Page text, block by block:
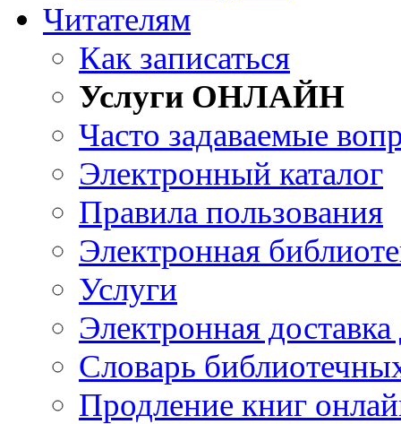
Читателям
Как записаться
Услуги ОНЛАЙН
Часто задаваемые
Электронный каталог
Правила пользования
Электронная
Услуги
Электронная
Словарь
Продление книг